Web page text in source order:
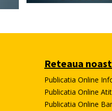
Reteaua
Publicatia Online
Publicatia Online
Publicatia Online